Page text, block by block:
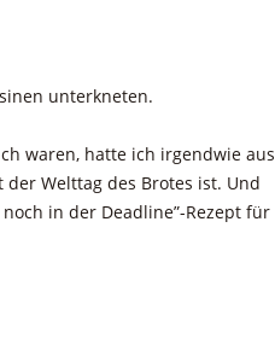
unterkneten.
waren, hatte ich irgendwie aus
Welttag des Brotes ist. Und
in der Deadline”-Rezept für